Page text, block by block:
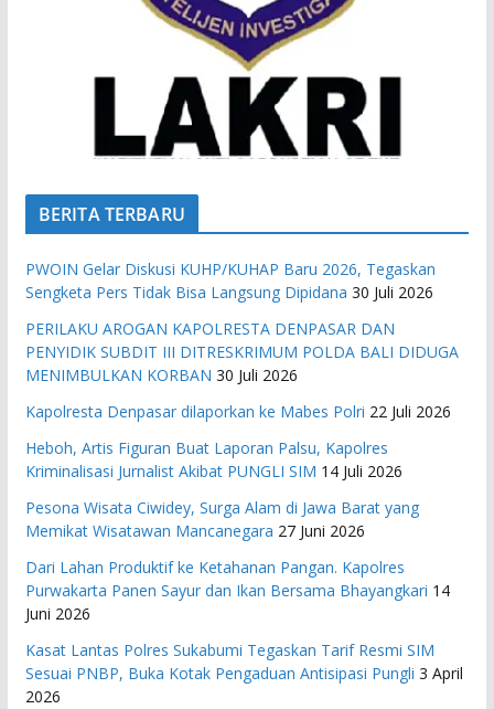
BERITA TERBARU
PWOIN Gelar Diskusi KUHP/KUHAP Baru 2026, Tegaskan
Sengketa Pers Tidak Bisa Langsung Dipidana 30 Juli 2026
PERILAKU AROGAN KAPOLRESTA DENPASAR DAN
PENYIDIK SUBDIT III DITRESKRIMUM POLDA BALI DIDUGA
MENIMBULKAN KORBAN 30 Juli 2026
Kapolresta Denpasar dilaporkan ke Mabes Polri 22 Juli 2026
Heboh, Artis Figuran Buat Laporan Palsu, Kapolres
Kriminalisasi Jurnalist Akibat PUNGLI SIM 14 Juli 2026
Pesona Wisata Ciwidey, Surga Alam di Jawa Barat yang
Memikat Wisatawan Mancanegara 27 Juni 2026
Dari Lahan Produktif ke Ketahanan Pangan. Kapolres
Purwakarta Panen Sayur dan Ikan Bersama Bhayangkari 14
Juni 2026
Kasat Lantas Polres Sukabumi Tegaskan Tarif Resmi SIM
Sesuai PNBP, Buka Kotak Pengaduan Antisipasi Pungli 3 April
2026